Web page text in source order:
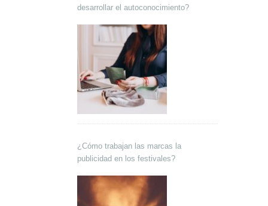
desarrollar el autoconocimiento?
¿Cómo trabajan las marcas la
publicidad en los festivales?